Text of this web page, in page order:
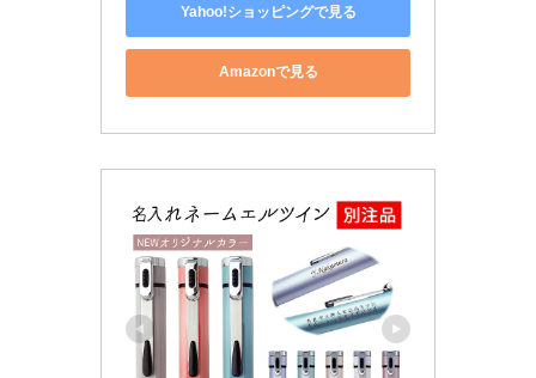
Yahoo!ショッピングで見る
Amazonで見る